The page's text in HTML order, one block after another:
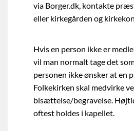
via Borger.dk, kontakte
eller kirkegården og
Hvis en person ikke er
vil man normalt tage det
personen ikke ønsker at en
Folkekirken skal medvirke
bisættelse/begravelse.
oftest holdes i kapellet.